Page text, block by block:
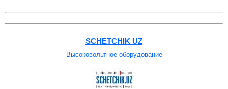
SCHETCHIK UZ
Высоковольтное оборудование